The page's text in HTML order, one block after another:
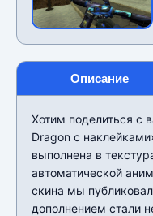
Описание
Хотим поделиться с
Dragon с
выполнена в
автоматической
скина мы
дополнением стали